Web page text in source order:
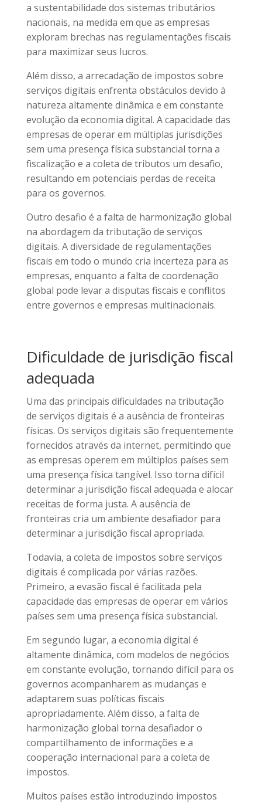
a sustentabilidade dos sistemas tributários
nacionais, na medida em que as empresas
exploram brechas nas regulamentações fiscais
para maximizar seus lucros.
Além disso, a arrecadação de impostos sobre
serviços digitais enfrenta obstáculos devido à
natureza altamente dinâmica e em constante
evolução da economia digital. A capacidade das
empresas de operar em múltiplas jurisdições
sem uma presença física substancial torna a
fiscalização e a coleta de tributos um desafio,
resultando em potenciais perdas de receita
para os governos.
Outro desafio é a falta de harmonização global
na abordagem da tributação de serviços
digitais. A diversidade de regulamentações
fiscais em todo o mundo cria incerteza para as
empresas, enquanto a falta de coordenação
global pode levar a disputas fiscais e conflitos
entre governos e empresas multinacionais.
Dificuldade de jurisdição fiscal
adequada
Uma das principais dificuldades na tributação
de serviços digitais é a ausência de fronteiras
físicas. Os serviços digitais são frequentemente
fornecidos através da internet, permitindo que
as empresas operem em múltiplos países sem
uma presença física tangível. Isso torna difícil
determinar a jurisdição fiscal adequada e alocar
receitas de forma justa. A ausência de
fronteiras cria um ambiente desafiador para
determinar a jurisdição fiscal apropriada.
Todavia, a coleta de impostos sobre serviços
digitais é complicada por várias razões.
Primeiro, a evasão fiscal é facilitada pela
capacidade das empresas de operar em vários
países sem uma presença física substancial.
Em segundo lugar, a economia digital é
altamente dinâmica, com modelos de negócios
em constante evolução, tornando difícil para os
governos acompanharem as mudanças e
adaptarem suas políticas fiscais
apropriadamente. Além disso, a falta de
harmonização global torna desafiador o
compartilhamento de informações e a
cooperação internacional para a coleta de
impostos.
Muitos países estão introduzindo impostos